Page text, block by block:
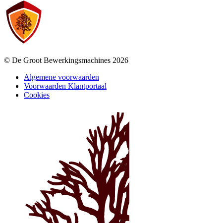
© De Groot Bewerkingsmachines 2026
Algemene voorwaarden
Voorwaarden Klantportaal
Cookies